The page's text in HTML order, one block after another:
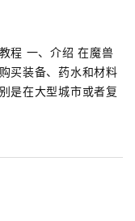
程 一、介绍 在魔兽
买装备、药水和材料
是在大型城市或者复